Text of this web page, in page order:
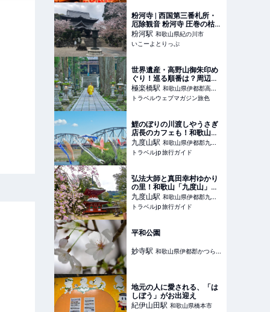
粉河寺 | 西国第三番札所・
厄除観音 粉河寺 圧巻の枯山
水庭園も！ | 和歌山県紀の
川市 | いこーよとりっぷ
粉河駅 和歌山県紀の川市
いこーよとりっぷ
世界遺産・高野山御朱印め
ぐり！巡る順番は？周辺の
宿坊・観光情報と合わせて
紹介！
極楽橋駅 和歌山県伊都郡高野
町
トラベルウェブマガジン旅色
鯉のぼりの川渡しやうさぎ
店長のカフェも！和歌山・
九度山が面白い | 和歌山県 |
トラベルjp 旅行ガイド
九度山駅 和歌山県伊都郡九度
山町
トラベルjp 旅行ガイド
弘法大師と真田幸村ゆかり
の里！和歌山「九度山」桜
めぐり | 和歌山県 | トラベル
jp 旅行ガイド
九度山駅 和歌山県伊都郡九度
山町
トラベルjp 旅行ガイド
平和公園
妙寺駅 和歌山県伊都郡かつらぎ
地元の人に愛される、「は
しぼう」がお出迎え
紀伊山田駅 和歌山県橋本市